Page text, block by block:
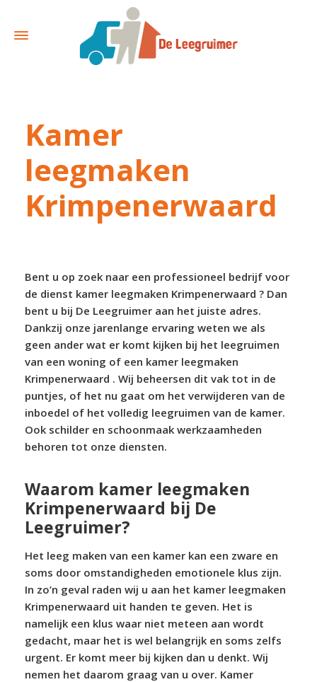
Kamer
leegmaken
Krimpenerwaard
Bent u op zoek naar een professioneel bedrijf voor
de dienst kamer leegmaken Krimpenerwaard ? Dan
bent u bij De Leegruimer aan het juiste adres.
Dankzij onze jarenlange ervaring weten we als
geen ander wat er komt kijken bij het leegruimen
van een woning of een kamer leegmaken
Krimpenerwaard . Wij beheersen dit vak tot in de
puntjes, of het nu gaat om het verwijderen van de
inboedel of het volledig leegruimen van de kamer.
Ook schilder en schoonmaak werkzaamheden
behoren tot onze diensten.
Waarom kamer leegmaken
Krimpenerwaard bij De
Leegruimer?
Het leeg maken van een kamer kan een zware en
soms door omstandigheden emotionele klus zijn.
In zo’n geval raden wij u aan het kamer leegmaken
Krimpenerwaard uit handen te geven. Het is
namelijk een klus waar niet meteen aan wordt
gedacht, maar het is wel belangrijk en soms zelfs
urgent. Er komt meer bij kijken dan u denkt. Wij
nemen het daarom graag van u over. Kamer